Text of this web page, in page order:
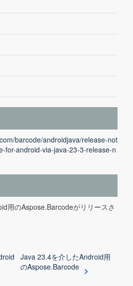
barcode/androidjava/release-not
for-android-via-java-23-3-release-n
用のAspose.Barcodeがリリースさ
Java 23.4を介したAndroid用
のAspose.Barcode